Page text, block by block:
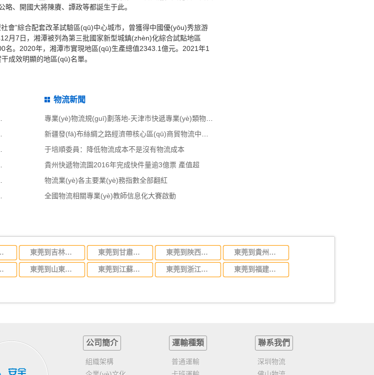
、開國大將陳賡、譚政等都誕生于此。
會”綜合配套改革試驗區(qū)中心城市，曾獲得中國優(yōu)秀旅游
月7日，湘潭被列為第三批國家新型城鎮(zhèn)化綜合試點地區
。2020年，湘潭市實現地區(qū)生產總值2343.1億元。2021年1
成效明顯的地區(qū)名單。
物流新聞
專業(yè)物流規(guī)劃落地-天津市快遞專業(yè)類物流專項規(guī)
于培順委員：降低物流成本不是沒有物流成本
貴州快遞物流園2016年完成快件量逾3億票 產值超
物流業(yè)各主要業(yè)務指數全部翻紅
全國物流相關專業(yè)教師信息化大賽啟動
河北省物流公司 東莞到吉林省物流運輸,東莞到吉林省物流公司 東莞到甘肅省物流運輸,東莞到甘肅省物流公司 東莞到陜西省物流運輸,東莞到陜西省物流公司 東莞到貴州省物流運輸,東莞到貴州省物流公司
安徽省物流公司 東莞到山東省物流專線,東莞到山東省物流公司 東莞到江蘇物流專線運輸,東莞到江蘇省物流公司 東莞到浙江省物流運輸,東莞到浙江省物流公司 東莞到福建省物流運輸,東莞到福建省物流公司
公司簡介
組織架構
運輸種類
普通運輸
聯系我們
深圳物流